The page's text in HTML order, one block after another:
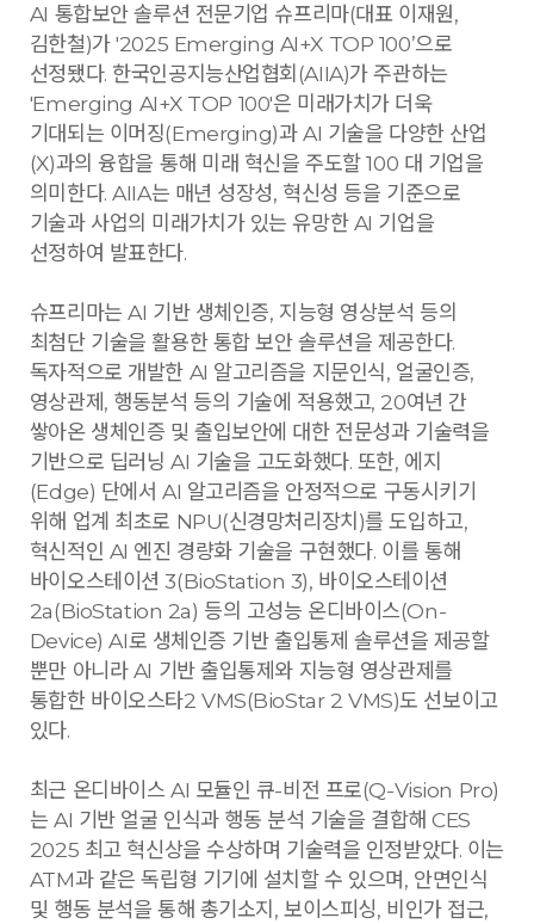
AI 통합보안 솔루션 전문기업 슈프리마(대표 이재원,
김한철)가 '2025 Emerging AI+X TOP 100’으로
선정됐다. 한국인공지능산업협회(AIIA)가 주관하는
'Emerging AI+X TOP 100'은 미래가치가 더욱
기대되는 이머징(Emerging)과 AI 기술을 다양한 산업
(X)과의 융합을 통해 미래 혁신을 주도할 100 대 기업을
의미한다. AIIA는 매년 성장성, 혁신성 등을 기준으로
기술과 사업의 미래가치가 있는 유망한 AI 기업을
선정하여 발표한다.
슈프리마는 AI 기반 생체인증, 지능형 영상분석 등의
최첨단 기술을 활용한 통합 보안 솔루션을 제공한다.
독자적으로 개발한 AI 알고리즘을 지문인식, 얼굴인증,
영상관제, 행동분석 등의 기술에 적용했고, 20여년 간
쌓아온 생체인증 및 출입보안에 대한 전문성과 기술력을
기반으로 딥러닝 AI 기술을 고도화했다. 또한, 에지
(Edge) 단에서 AI 알고리즘을 안정적으로 구동시키기
위해 업계 최초로 NPU(신경망처리장치)를 도입하고,
혁신적인 AI 엔진 경량화 기술을 구현했다. 이를 통해
바이오스테이션 3(BioStation 3), 바이오스테이션
2a(BioStation 2a) 등의 고성능 온디바이스(On-
Device) AI로 생체인증 기반 출입통제 솔루션을 제공할
뿐만 아니라 AI 기반 출입통제와 지능형 영상관제를
통합한 바이오스타2 VMS(BioStar 2 VMS)도 선보이고
있다.
최근 온디바이스 AI 모듈인 큐-비전 프로(Q-Vision Pro)
는 AI 기반 얼굴 인식과 행동 분석 기술을 결합해 CES
2025 최고 혁신상을 수상하며 기술력을 인정받았다. 이는
ATM과 같은 독립형 기기에 설치할 수 있으며, 안면인식
및 행동 분석을 통해 총기소지, 보이스피싱, 비인가 접근,